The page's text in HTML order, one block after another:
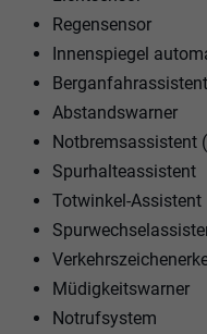
Regensensor
Innenspiegel
Berganfahrassistent
Abstandswarner
Notbremsassistent
Spurhalteassistent
Totwinkel-Assistent
Müdigkeitswarner
Notrufsystem